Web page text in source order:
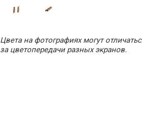
Цвета на фотографиях могут
за цветопередачи разных экранов.